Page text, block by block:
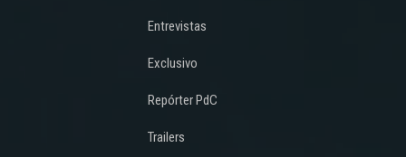
Entrevistas
Exclusivo
Repórter PdC
Trailers